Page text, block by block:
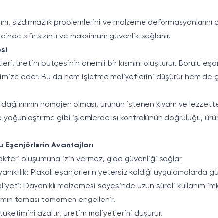
sızdırmazlık problemlerini ve malzeme
sıfır sızıntı ve maksimum güvenlik sağlanır.
üretim bütçesinin önemli bir kısmını oluşturur. Borulu
eder. Bu da hem işletme maliyetlerini düşürür hem
homojen olması, ürünün istenen kıvam ve
gibi işlemlerde ısı kontrolünün doğruluğu,
Eşanjörlerin Avantajları
oluşumuna izin vermez, gıda güvenliği sağlar.
Plakalı eşanjörlerin yetersiz kaldığı uygulamalarda
Dayanıklı malzemesi sayesinde uzun süreli kullanım
teması tamamen engellenir.
tüketimini azaltır, üretim maliyetlerini düşürür.